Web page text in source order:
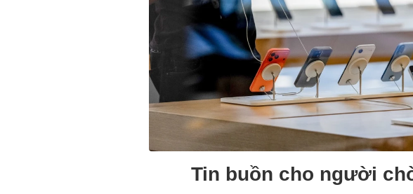
Tin buồn cho người